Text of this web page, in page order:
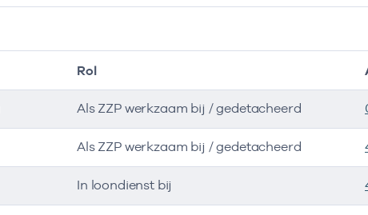
Rol
Als ZZP werkzaam bij / gedetacheerd
Als ZZP werkzaam bij / gedetacheerd
In loondienst bij